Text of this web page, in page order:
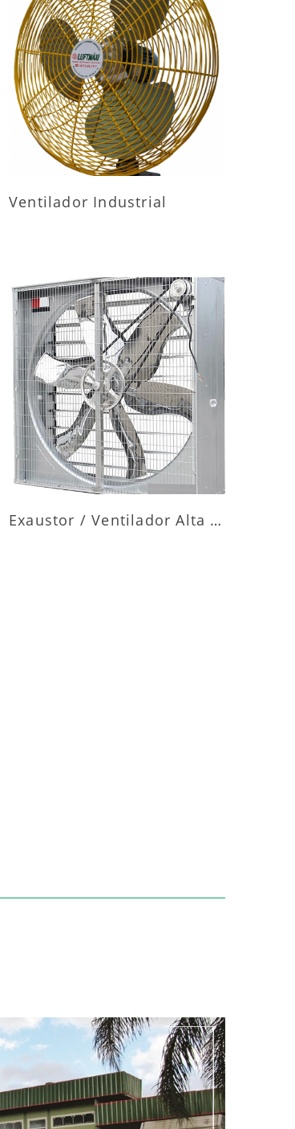
MAIS INFORMAÇÕES
Ventilador Industrial
MAIS INFORMAÇÕES
Exaustor / Ventilador Alta Vazão